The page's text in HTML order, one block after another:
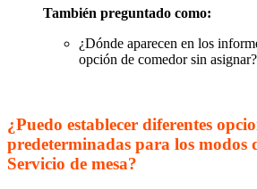
También preguntado como:
¿Dónde aparecen en los
opción de comedor sin asignar?
¿Puedo establecer diferentes
predeterminadas para los modos
Servicio de mesa?